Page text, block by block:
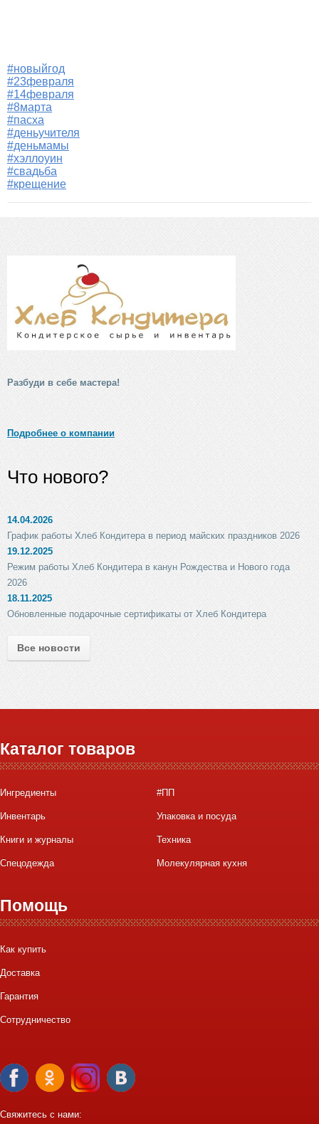
#новыйгод
#23февраля
#14февраля
#8марта
#пасха
#деньучителя
#деньмамы
#хэллоуин
#свадьба
#крещение
Разбуди в себе мастера!
Подробнее о компании
Что нового?
14.04.2026
График работы Хлеб Кондитера в период майских праздников 2026
19.12.2025
Режим работы Хлеб Кондитера в канун Рождества и Нового года
2026
18.11.2025
Обновленные подарочные сертификаты от Хлеб Кондитера
Все новости
Каталог товаров
Ингредиенты #ПП
Инвентарь Упаковка и посуда
Книги и журналы Техника
Спецодежда Молекулярная кухня
Помощь
Как купить
Доставка
Гарантия
Сотрудничество
Свяжитесь с нами: